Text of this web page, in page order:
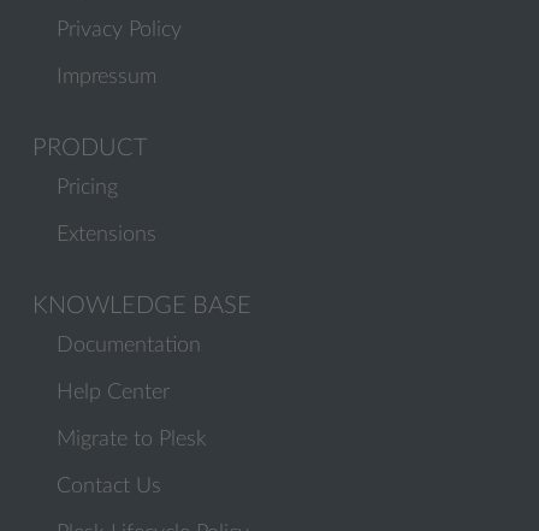
Privacy Policy
Impressum
PRODUCT
Pricing
Extensions
KNOWLEDGE BASE
Documentation
Help Center
Migrate to Plesk
Contact Us